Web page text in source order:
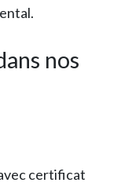
nos
certificat